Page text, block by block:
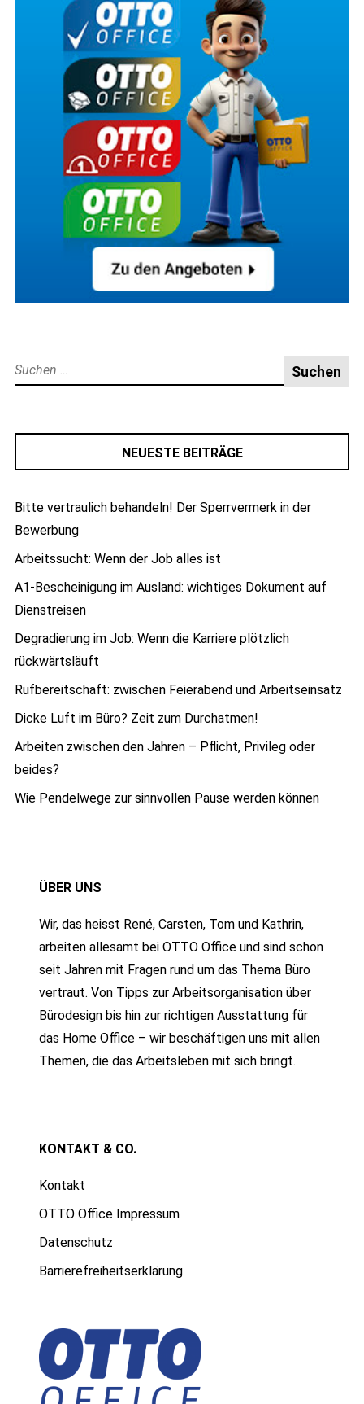
Suche
nach:
NEUESTE BEITRÄGE
Bitte vertraulich behandeln! Der Sperrvermerk in der
Bewerbung
Arbeitssucht: Wenn der Job alles ist
A1-Bescheinigung im Ausland: wichtiges Dokument auf
Dienstreisen
Degradierung im Job: Wenn die Karriere plötzlich
rückwärtsläuft
Rufbereitschaft: zwischen Feierabend und Arbeitseinsatz
Dicke Luft im Büro? Zeit zum Durchatmen!
Arbeiten zwischen den Jahren – Pflicht, Privileg oder
beides?
Wie Pendelwege zur sinnvollen Pause werden können
ÜBER UNS
Wir, das heisst René, Carsten, Tom und Kathrin,
arbeiten allesamt bei OTTO Office und sind schon
seit Jahren mit Fragen rund um das Thema Büro
vertraut. Von Tipps zur Arbeitsorganisation über
Bürodesign bis hin zur richtigen Ausstattung für
das Home Office – wir beschäftigen uns mit allen
Themen, die das Arbeitsleben mit sich bringt.
KONTAKT & CO.
Kontakt
OTTO Office Impressum
Datenschutz
Barrierefreiheitserklärung